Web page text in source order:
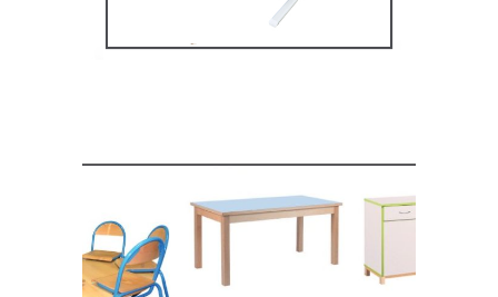
Mobilier de restauration,
espace cantine
MOBILIER SCOLAIRE